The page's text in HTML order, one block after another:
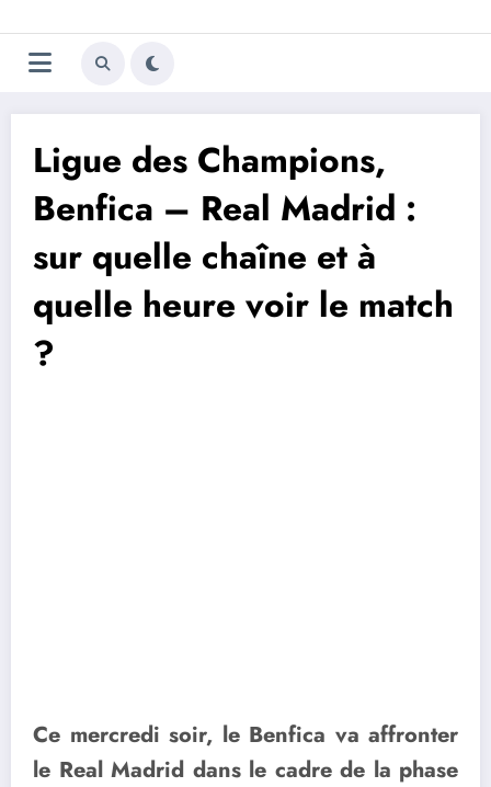
au
contenu
Trivela
L'actualité du football
Ligue des Champions,
Benfica – Real Madrid :
sur quelle chaîne et à
quelle heure voir le match
?
Ce mercredi soir, le Benfica va affronter
le Real Madrid dans le cadre de la phase